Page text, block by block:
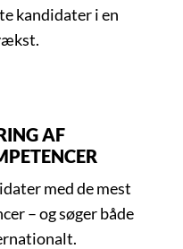
kandidater i en
AF
med de mest
– og søger både